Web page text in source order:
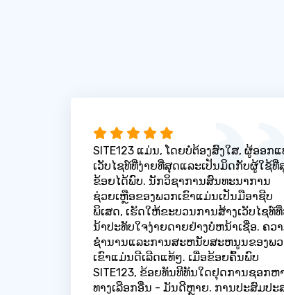
SITE123 ແມ່ນ, ໂດຍບໍ່ຕ້ອງສົງໃສ, ຜູ້ອອກ
ເວັບໄຊທ໌ທີ່ງ່າຍທີ່ສຸດແລະເປັນມິດກັບຜູ້ໃຊ້ທີ່
ຂ້ອຍໄດ້ພົບ. ນັກວິຊາການສົນທະນາການ
ຊ່ວຍເຫຼືອຂອງພວກເຂົາແມ່ນເປັນມືອາຊີບ
ພິເສດ, ເຮັດໃຫ້ຂະບວນການສ້າງເວັບໄຊທ໌
ນ້າປະທັບໃຈງ່າຍດາຍຢ່າງບໍ່ຫນ້າເຊື່ອ. ຄວ
ຊໍານານແລະການສະຫນັບສະຫນູນຂອງພ
ເຂົາແມ່ນດີເລີດແທ້ໆ. ເມື່ອຂ້ອຍຄົ້ນພົບ
SITE123, ຂ້ອຍທັນທີທັນໃດຢຸດການຊອກຫ
ທາງເລືອກອື່ນ - ມັນດີຫຼາຍ. ການປະສົມປະ